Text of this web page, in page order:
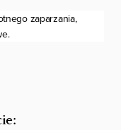
zaparzania,